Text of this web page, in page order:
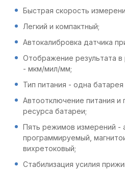
Быстрая скорость
Легкий и компактный;
Автокалибровка датчика
Отображение результата в
- мкм/мил/мм;
Тип питания - одна
Автоотключение питания и
ресурса батареи;
Пять режимов измерений -
программируемый,
вихретоковый;
Стабилизация усилия